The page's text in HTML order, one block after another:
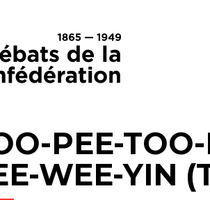
PEE-
WEE-YIN